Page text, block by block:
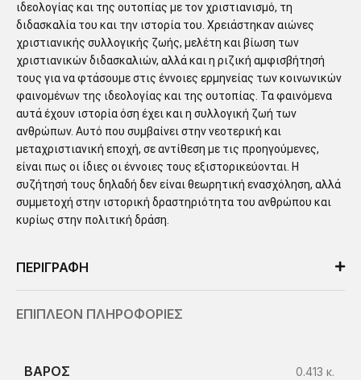
ιδεολογίας και της ουτοπίας με τον χριστιανισμό, τη
διδασκαλία του και την ιστορία του. Χρειάστηκαν αιώνες
χριστιανικής συλλογικής ζωής, μελέτη και βίωση των
χριστιανικών διδασκαλιών, αλλά και η ριζική αμφισβήτησή
τους για να φτάσουμε στις έννοιες ερμηνείας των κοινωνικών
φαινομένων της ιδεολογίας και της ουτοπίας. Τα φαινόμενα
αυτά έχουν ιστορία όση έχει και η συλλογική ζωή των
ανθρώπων. Αυτό που συμβαίνει στην νεοτερική και
μεταχριστιανική εποχή, σε αντίθεση με τις προηγούμενες,
είναι πως οι ίδιες οι έννοιες τους εξιστορικεύονται. Η
συζήτησή τους δηλαδή δεν είναι θεωρητική ενασχόληση, αλλά
συμμετοχή στην ιστορική δραστηριότητα του ανθρώπου και
κυρίως στην πολιτική δράση.
ΠΕΡΙΓΡΑΦΗ
ΕΠΙΠΛΕΟΝ ΠΛΗΡΟΦΟΡΙΕΣ
ΒΑΡΟΣ 0.413 κ.